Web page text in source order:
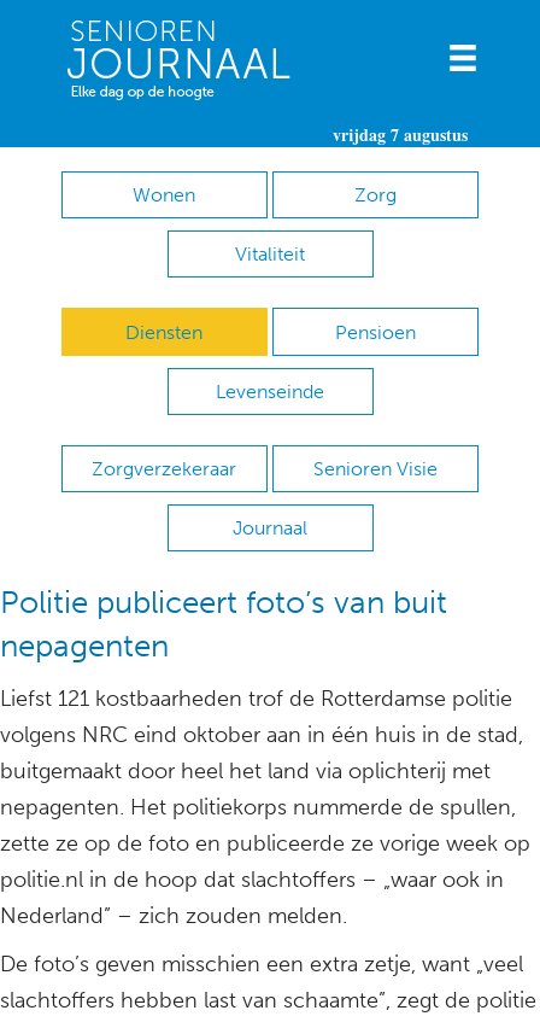
vrijdag 7 augustus
Wonen Zorg
Vitaliteit
Diensten Pensioen
Levenseinde
Zorgverzekeraar Senioren Visie
Journaal
Politie publiceert foto’s van buit
nepagenten
Liefst 121 kostbaarheden trof de Rotterdamse politie
volgens NRC eind oktober aan in één huis in de stad,
buitgemaakt door heel het land via oplichterij met
nepagenten. Het politiekorps nummerde de spullen,
zette ze op de foto en publiceerde ze vorige week op
politie.nl in de hoop dat slachtoffers – „waar ook in
Nederland” – zich zouden melden.
De foto’s geven misschien een extra zetje, want „veel
slachtoffers hebben last van schaamte”, zegt de politie